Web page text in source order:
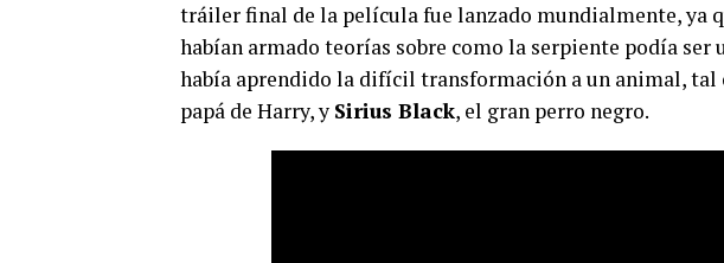
tráiler final de la película fue lanzado mundialmente, ya
habían armado teorías sobre como la serpiente podía ser
había aprendido la difícil transformación a un animal, tal
papá de Harry, y Sirius Black, el gran perro negro.